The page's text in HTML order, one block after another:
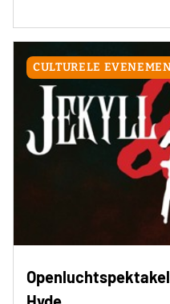
CULTURELE